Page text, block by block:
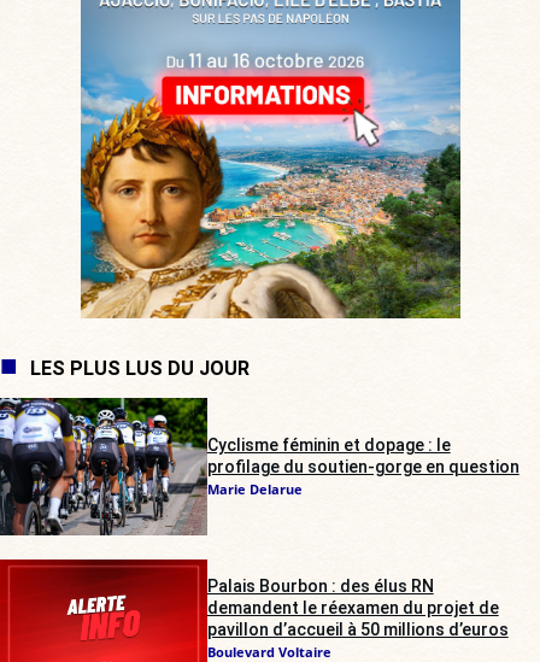
LES PLUS LUS DU JOUR
Cyclisme féminin et dopage : le
profilage du soutien-gorge en question
Marie Delarue
Palais Bourbon : des élus RN
demandent le réexamen du projet de
pavillon d’accueil à 50 millions d’euros
Boulevard Voltaire